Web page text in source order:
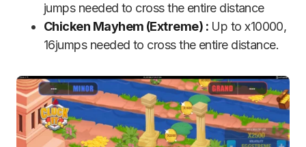
jumps needed to cross the entire distance
Chicken Mayhem (Extreme) :Up to x10000,
16jumps needed to cross the entire distance.